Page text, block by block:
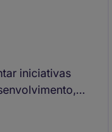
iniciativas
pessoas na